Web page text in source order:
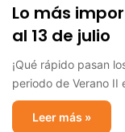
Lo más
al 13 de julio
¡Qué rápido pasan
periodo de Verano II
Leer más »